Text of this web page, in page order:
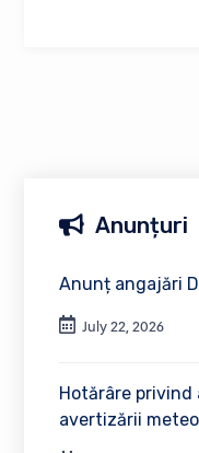
Anunțuri
Anunț angajări
July 22, 2026
Hotărâre privind
avertizării